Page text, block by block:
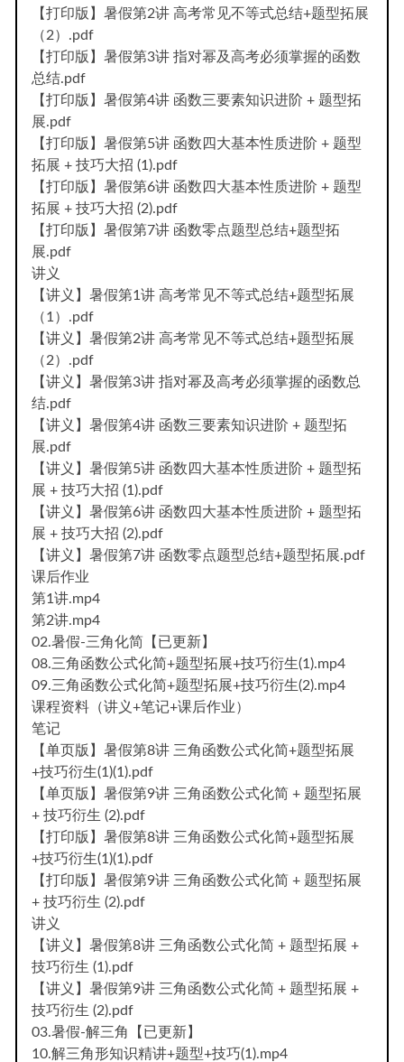
【打印版】暑假第2讲 高考常见不等式总结+题型拓展
（2）.pdf
【打印版】暑假第3讲 指对幂及高考必须掌握的函数
总结.pdf
【打印版】暑假第4讲 函数三要素知识进阶 + 题型拓
展.pdf
【打印版】暑假第5讲 函数四大基本性质进阶 + 题型
拓展 + 技巧大招 (1).pdf
【打印版】暑假第6讲 函数四大基本性质进阶 + 题型
拓展 + 技巧大招 (2).pdf
【打印版】暑假第7讲 函数零点题型总结+题型拓
展.pdf
讲义
【讲义】暑假第1讲 高考常见不等式总结+题型拓展
（1）.pdf
【讲义】暑假第2讲 高考常见不等式总结+题型拓展
（2）.pdf
【讲义】暑假第3讲 指对幂及高考必须掌握的函数总
结.pdf
【讲义】暑假第4讲 函数三要素知识进阶 + 题型拓
展.pdf
【讲义】暑假第5讲 函数四大基本性质进阶 + 题型拓
展 + 技巧大招 (1).pdf
【讲义】暑假第6讲 函数四大基本性质进阶 + 题型拓
展 + 技巧大招 (2).pdf
【讲义】暑假第7讲 函数零点题型总结+题型拓展.pdf
课后作业
第1讲.mp4
第2讲.mp4
02.暑假-三角化简【已更新】
08.三角函数公式化简+题型拓展+技巧衍生(1).mp4
09.三角函数公式化简+题型拓展+技巧衍生(2).mp4
课程资料（讲义+笔记+课后作业）
笔记
【单页版】暑假第8讲 三角函数公式化简+题型拓展
+技巧衍生(1)(1).pdf
【单页版】暑假第9讲 三角函数公式化简 + 题型拓展
+ 技巧衍生 (2).pdf
【打印版】暑假第8讲 三角函数公式化简+题型拓展
+技巧衍生(1)(1).pdf
【打印版】暑假第9讲 三角函数公式化简 + 题型拓展
+ 技巧衍生 (2).pdf
讲义
【讲义】暑假第8讲 三角函数公式化简 + 题型拓展 +
技巧衍生 (1).pdf
【讲义】暑假第9讲 三角函数公式化简 + 题型拓展 +
技巧衍生 (2).pdf
03.暑假-解三角【已更新】
10.解三角形知识精讲+题型+技巧(1).mp4